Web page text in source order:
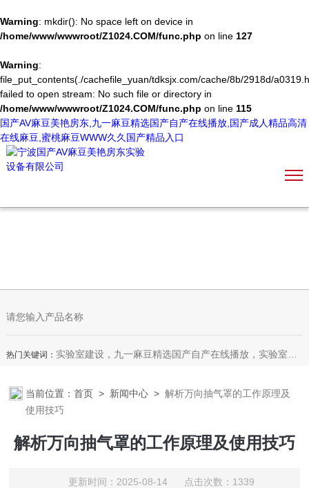
Warning: mkdir(): No space left on device in
/home/www/wwwroot/Z1024.COM/func.php on line 127
Warning:
file_put_contents(./cachefile_yuan/tdksjx.com/cache/8b/2918d/
failed to open stream: No such file or directory in
/home/www/wwwroot/Z1024.COM/func.php on line 115
国产AV麻豆美艳房东,九一麻豆精选国产自产在线播放,国产成人精品高清
在线麻豆,蜜桃麻豆WWW久久国产精品入口
热门关键词： 实验室建设，九一麻豆精选国产自产在线播放，实验室整体设计规划，装饰装修，实验室家具，恒温恒湿室，微生物室，无尘车间，理化生设备
当前位置：首页 > 新闻中心 >解析万向抽气罩的工作原理及
使用技巧
解析万向抽气罩的工作原理及使用技巧
更新时间：2025-08-14 点击次数：1339